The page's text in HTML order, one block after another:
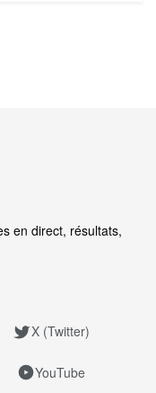
en direct, résultats,
X (Twitter)
YouTube